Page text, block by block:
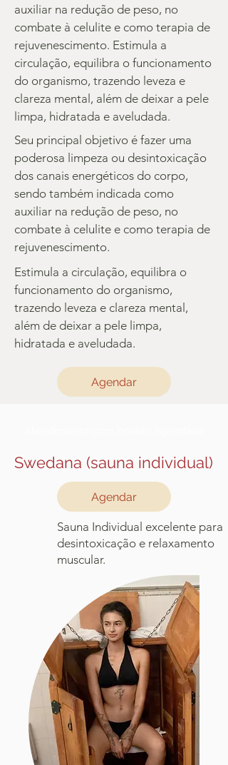
auxiliar na redução de peso, no
combate à celulite e como terapia de
rejuvenescimento. Estimula a
circulação, equilibra o funcionamento
do organismo, trazendo leveza e
clareza mental, além de deixar a pele
limpa, hidratada e aveludada.
Seu principal objetivo é fazer uma
poderosa limpeza ou desintoxicação
dos canais energéticos do corpo,
sendo também indicada como
auxiliar na redução de peso, no
combate à celulite e como terapia de
rejuvenescimento.
Estimula a circulação, equilibra o
funcionamento do organismo,
trazendo leveza e clareza mental,
além de deixar a pele limpa,
hidratada e aveludada.
Agendar
Swedana (sauna individual)
Agendar
Sauna Individual excelente para
desintoxicação e relaxamento
muscular.